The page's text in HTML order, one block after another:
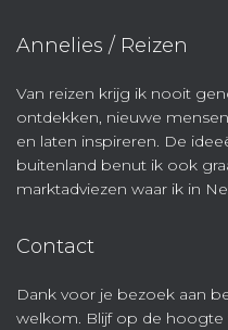
Annelies / Reizen
Van reizen krijg ik nooit
ontdekken, nieuwe
en laten inspireren. De
buitenland benut ik ook
marktadviezen waar ik in
Contact
Dank voor je bezoek aan
welkom. Blijf op de